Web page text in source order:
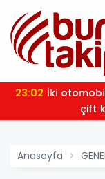
23:02
çift
Anasayfa